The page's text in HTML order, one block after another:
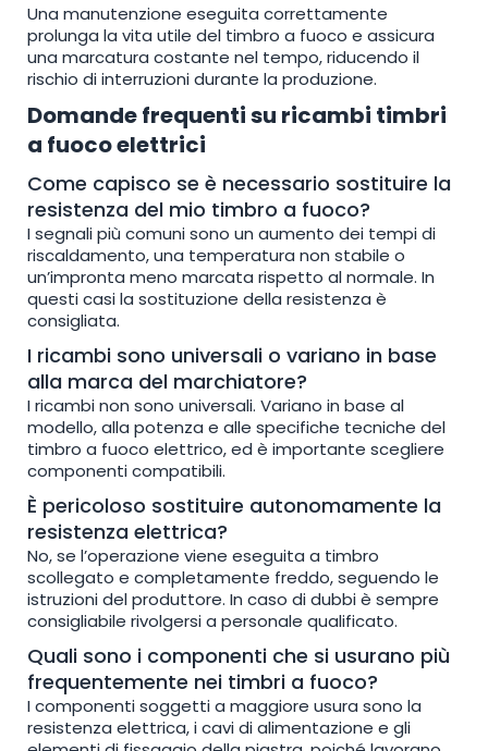
Una manutenzione eseguita correttamente
prolunga la vita utile del timbro a fuoco e assicura
una marcatura costante nel tempo, riducendo il
rischio di interruzioni durante la produzione.
Domande frequenti su ricambi timbri
a fuoco elettrici
Come capisco se è necessario sostituire la
resistenza del mio timbro a fuoco?
I segnali più comuni sono un aumento dei tempi di
riscaldamento, una temperatura non stabile o
un’impronta meno marcata rispetto al normale. In
questi casi la sostituzione della resistenza è
consigliata.
I ricambi sono universali o variano in base
alla marca del marchiatore?
I ricambi non sono universali. Variano in base al
modello, alla potenza e alle specifiche tecniche del
timbro a fuoco elettrico, ed è importante scegliere
componenti compatibili.
È pericoloso sostituire autonomamente la
resistenza elettrica?
No, se l’operazione viene eseguita a timbro
scollegato e completamente freddo, seguendo le
istruzioni del produttore. In caso di dubbi è sempre
consigliabile rivolgersi a personale qualificato.
Quali sono i componenti che si usurano più
frequentemente nei timbri a fuoco?
I componenti soggetti a maggiore usura sono la
resistenza elettrica, i cavi di alimentazione e gli